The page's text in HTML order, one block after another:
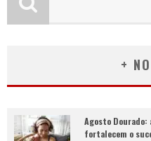
+
Agosto
fortalecem o